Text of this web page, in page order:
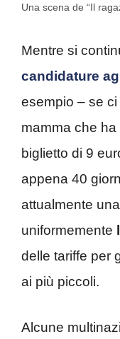
Una scena de “Il
Mentre si
candidature
esempio – se
mamma che
biglietto di 9
appena 40
attualmente
uniformemente
delle tariffe per
ai più piccoli.
Alcune